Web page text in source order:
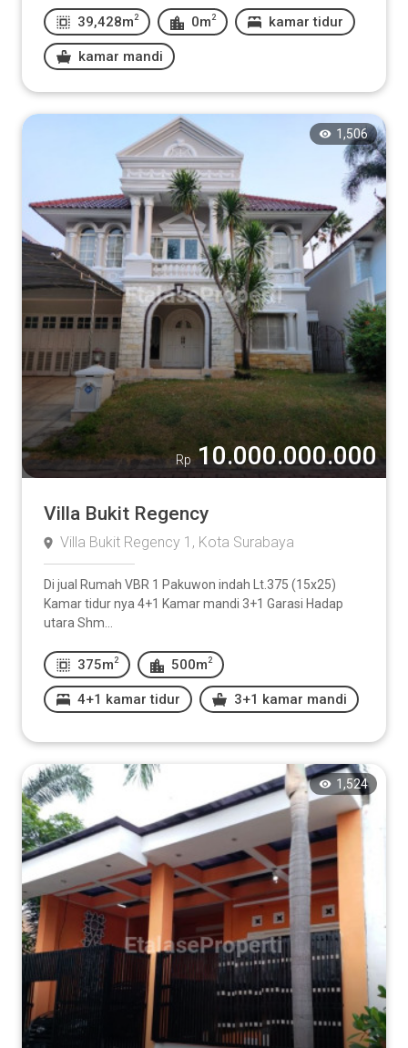
39,428m 2 0m 2 kamar tidur
kamar mandi
1,506
Rp 10.000.000.000
Villa Bukit Regency
Villa Bukit Regency 1, Kota Surabaya
Di jual Rumah VBR 1 Pakuwon indah Lt.375 (15x25)
Kamar tidur nya 4+1 Kamar mandi 3+1 Garasi Hadap
utara Shm...
375m 2 500m 2
4+1 kamar tidur 3+1 kamar mandi
1,524